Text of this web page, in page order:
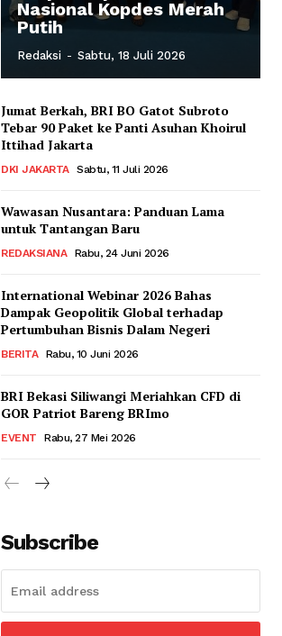
Nasional Kopdes Merah
Putih
Redaksi - Sabtu, 18 Juli 2026
Jumat Berkah, BRI BO Gatot Subroto
Tebar 90 Paket ke Panti Asuhan Khoirul
Ittihad Jakarta
DKI JAKARTA Sabtu, 11 Juli 2026
Wawasan Nusantara: Panduan Lama
untuk Tantangan Baru
REDAKSIANA Rabu, 24 Juni 2026
International Webinar 2026 Bahas
Dampak Geopolitik Global terhadap
Pertumbuhan Bisnis Dalam Negeri
BERITA Rabu, 10 Juni 2026
BRI Bekasi Siliwangi Meriahkan CFD di
GOR Patriot Bareng BRImo
EVENT Rabu, 27 Mei 2026
Subscribe